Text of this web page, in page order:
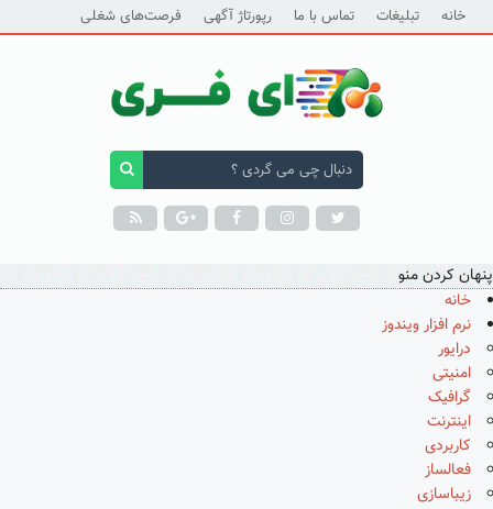
خانه تبلیغات تماس با ما رپورتاژ آگهی فرصت‌های شغلی
پنهان کردن منو
خانه
نرم افزار ویندوز
درایور
امنیتی
گرافیک
اینترنت
کاربردی
فعالساز
زیباسازی